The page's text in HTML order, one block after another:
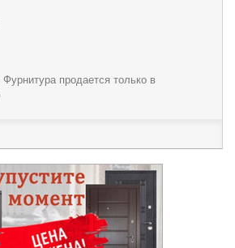
продается только в